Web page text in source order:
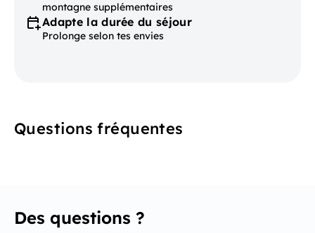
montagne supplémentaires
Adapte la durée du séjour
Prolonge selon tes envies
Questions fréquentes
Des questions ?